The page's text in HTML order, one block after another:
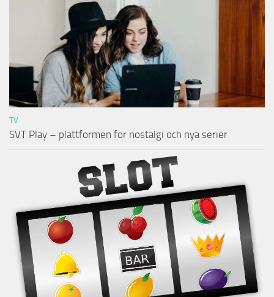
TV
SVT Play – plattformen för nostalgi och nya serier